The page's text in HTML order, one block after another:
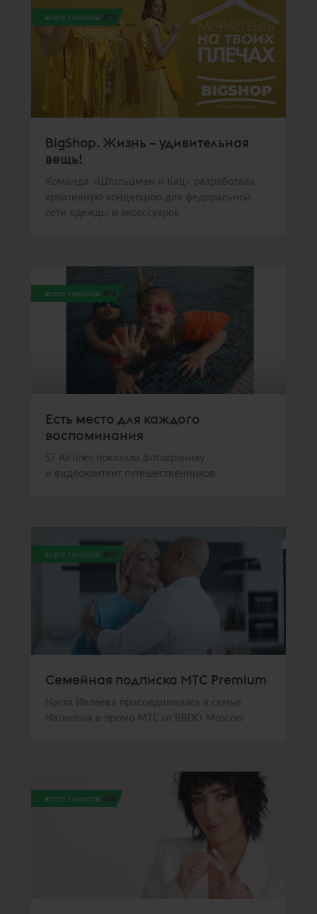
всего голосов: 279
BigShop. Жизнь – удивительная
вещь!
Команда «Штольцман и Кац» разработала
креативную концепцию для федеральной
сети одежды и аксессуаров
всего голосов: 272
Есть место для каждого
воспоминания
S7 Airlines показала фотохронику
и видеоконтент путешественников
всего голосов: 260
Семейная подписка МТС Premium
Настя Ивлеева присоединилась к семье
Нагиевых в промо МТС от BBDO Moscow
всего голосов: 258